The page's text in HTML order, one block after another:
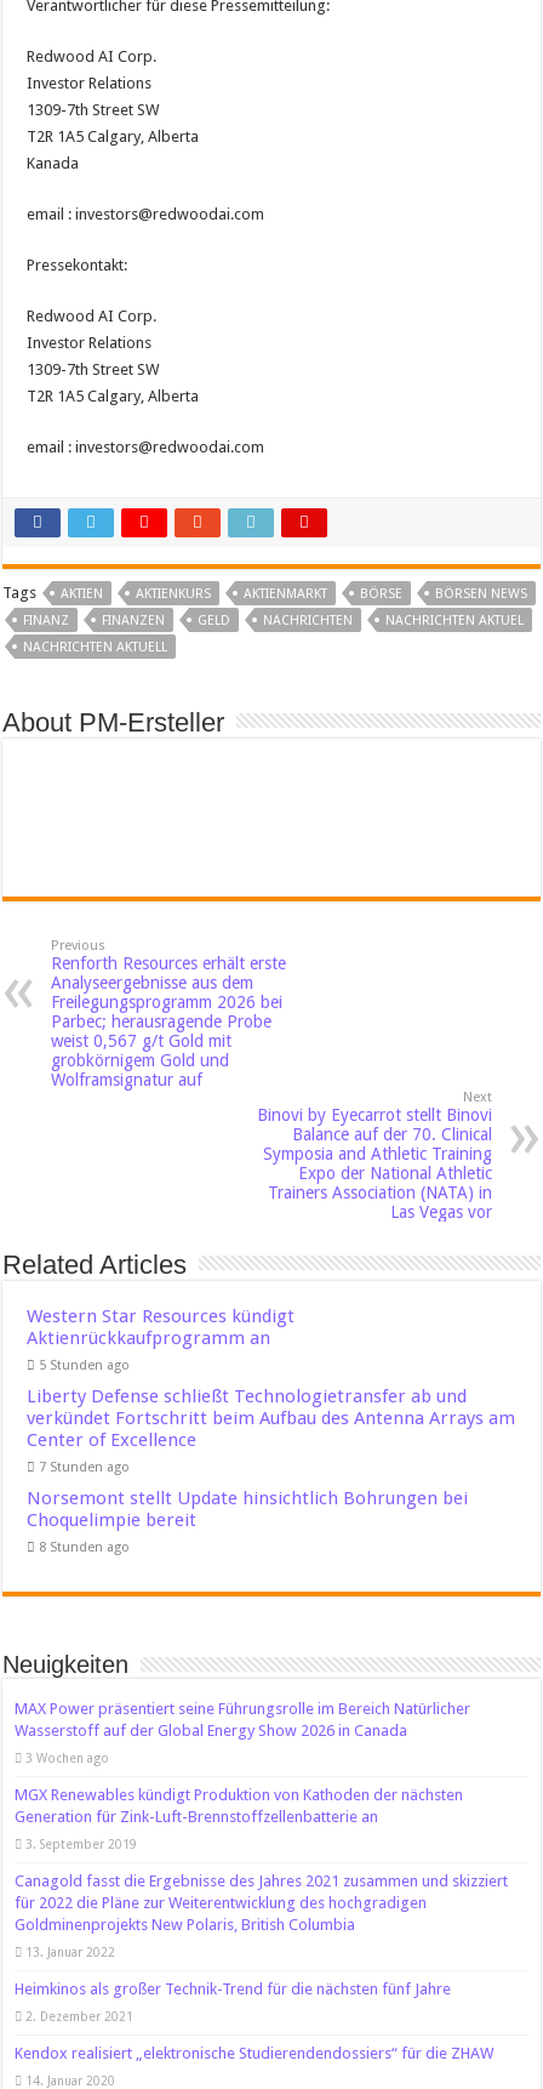
Verantwortlicher für diese Pressemitteilung:
Redwood AI Corp.
Investor Relations
1309-7th Street SW
T2R 1A5 Calgary, Alberta
Kanada
email : investors@redwoodai.com
Pressekontakt:
Redwood AI Corp.
Investor Relations
1309-7th Street SW
T2R 1A5 Calgary, Alberta
email : investors@redwoodai.com
Tags AKTIEN AKTIENKURS AKTIENMARKT BÖRSE
BÖRSEN NEWS
FINANZ
FINANZEN GELD NACHRICHTEN
NACHRICHTEN AKTUEL
NACHRICHTEN AKTUELL
About PM-Ersteller
Previous
Renforth Resources erhält erste
Analyseergebnisse aus dem
Freilegungsprogramm 2026 bei
Parbec; herausragende Probe
weist 0,567 g/t Gold mit
grobkörnigem Gold und
Wolframsignatur auf
Next
Binovi by Eyecarrot stellt Binovi
Balance auf der 70. Clinical
Symposia and Athletic Training
Expo der National Athletic
Trainers Association (NATA) in
Las Vegas vor
Related Articles
Western Star Resources kündigt
Aktienrückkaufprogramm an
5 Stunden ago
Liberty Defense schließt Technologietransfer ab und
verkündet Fortschritt beim Aufbau des Antenna Arrays am
Center of Excellence
7 Stunden ago
Norsemont stellt Update hinsichtlich Bohrungen bei
Choquelimpie bereit
8 Stunden ago
Neuigkeiten
MAX Power präsentiert seine Führungsrolle im Bereich Natürlicher
Wasserstoff auf der Global Energy Show 2026 in Canada
3 Wochen ago
MGX Renewables kündigt Produktion von Kathoden der nächsten
Generation für Zink-Luft-Brennstoffzellenbatterie an
3. September 2019
Canagold fasst die Ergebnisse des Jahres 2021 zusammen und skizziert
für 2022 die Pläne zur Weiterentwicklung des hochgradigen
Goldminenprojekts New Polaris, British Columbia
13. Januar 2022
Heimkinos als großer Technik-Trend für die nächsten fünf Jahre
2. Dezember 2021
Kendox realisiert „elektronische Studierendendossiers“ für die ZHAW
14. Januar 2020